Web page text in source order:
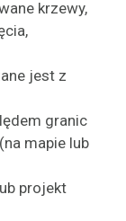
krzewy,
jest z
granic
mapie lub
projekt